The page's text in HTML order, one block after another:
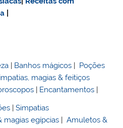
Banhos mágicos
Poções
magias & feitiços
Encantamentos
|Simpatias
magias egípcias |Amuletos &